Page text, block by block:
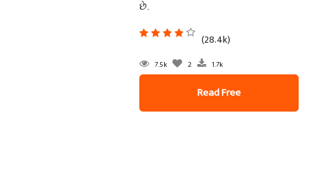
છે.
(28.4k)
7.5k 2 1.7k
Read Free